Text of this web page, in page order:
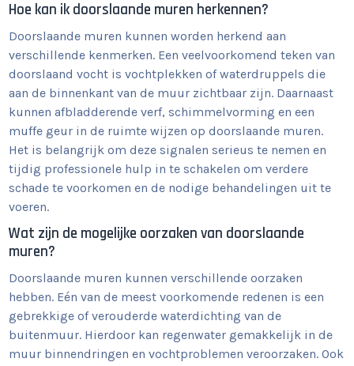
Hoe kan ik doorslaande muren herkennen?
Doorslaande muren kunnen worden herkend aan
verschillende kenmerken. Een veelvoorkomend teken van
doorslaand vocht is vochtplekken of waterdruppels die
aan de binnenkant van de muur zichtbaar zijn. Daarnaast
kunnen afbladderende verf, schimmelvorming en een
muffe geur in de ruimte wijzen op doorslaande muren.
Het is belangrijk om deze signalen serieus te nemen en
tijdig professionele hulp in te schakelen om verdere
schade te voorkomen en de nodige behandelingen uit te
voeren.
Wat zijn de mogelijke oorzaken van doorslaande
muren?
Doorslaande muren kunnen verschillende oorzaken
hebben. Eén van de meest voorkomende redenen is een
gebrekkige of verouderde waterdichting van de
buitenmuur. Hierdoor kan regenwater gemakkelijk in de
muur binnendringen en vochtproblemen veroorzaken. Ook